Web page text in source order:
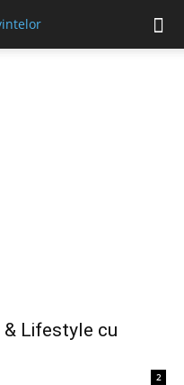
Lifestyle cu
2